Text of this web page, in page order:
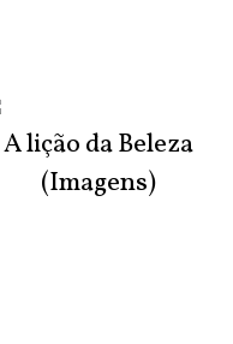
A lição da Beleza
(Imagens)